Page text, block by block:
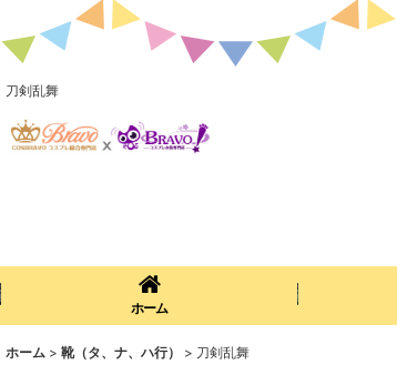
刀剣乱舞
ホーム
ホーム > 靴（タ、ナ、ハ行） > 刀剣乱舞